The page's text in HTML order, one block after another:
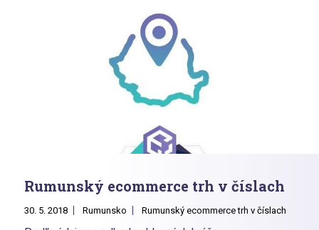
Gilis (spoluzakladateľ AG Consult), Iulian Stanciu (CEO
eMag). Line up prednášok a workshopov bol skrátka
„našlapaný.“ Aj česko-slovenský e-shopári by si určite
Rumunský ecommerce trh v číslach
30. 5. 2018 Rumunsko Rumunský ecommerce trh v číslach